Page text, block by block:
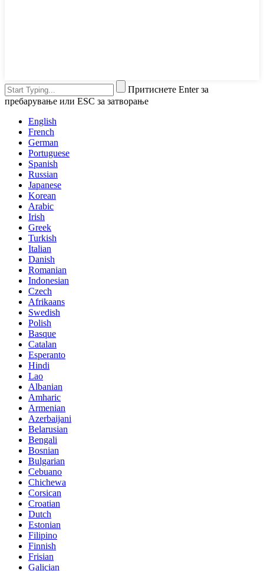
Притиснете Enter за
пребарување или ESC за затворање
English
French
German
Portuguese
Spanish
Russian
Japanese
Korean
Arabic
Irish
Greek
Turkish
Italian
Danish
Romanian
Indonesian
Czech
Afrikaans
Swedish
Polish
Basque
Catalan
Esperanto
Hindi
Lao
Albanian
Amharic
Armenian
Azerbaijani
Belarusian
Bengali
Bosnian
Bulgarian
Cebuano
Chichewa
Corsican
Croatian
Dutch
Estonian
Filipino
Finnish
Frisian
Galician